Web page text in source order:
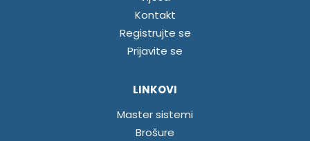
Kontakt
Registrujte se
Prijavite se
LINKOVI
Master sistemi
Brošure